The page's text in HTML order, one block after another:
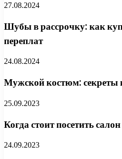
27.08.2024
Шубы в рассрочку: как
переплат
24.08.2024
Мужской костюм: секреты
25.09.2023
Когда стоит посетить
24.09.2023